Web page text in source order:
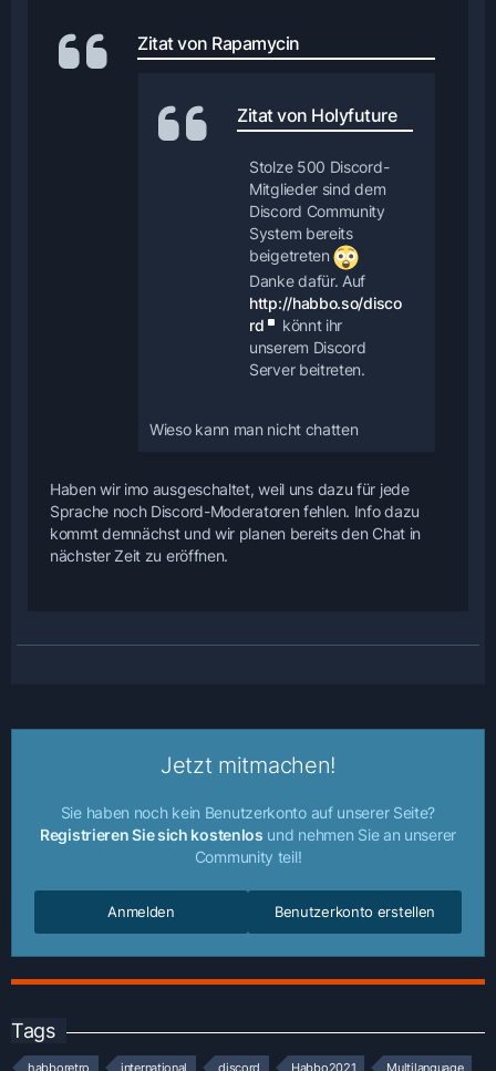
Zitat von Rapamycin
Zitat von Holyfuture
Stolze 500 Discord-
Mitglieder sind dem
Discord Community
System bereits
beigetreten
Danke dafür. Auf
http://habbo.so/disco
rd
könnt ihr
unserem Discord
Server beitreten.
Wieso kann man nicht chatten
Haben wir imo ausgeschaltet, weil uns dazu für jede
Sprache noch Discord-Moderatoren fehlen. Info dazu
kommt demnächst und wir planen bereits den Chat in
nächster Zeit zu eröffnen.
Jetzt mitmachen!
Sie haben noch kein Benutzerkonto auf unserer Seite?
Registrieren Sie sich kostenlos und nehmen Sie an unserer
Community teil!
Benutzerkonto erstellen
Anmelden
Tags
habboretro international discord Habbo2021 Multilanguage